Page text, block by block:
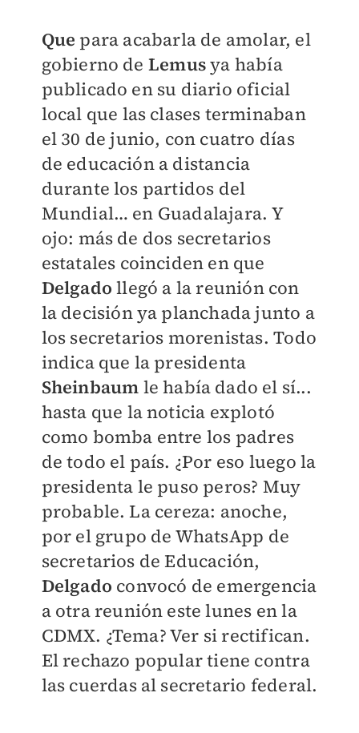
Que para acabarla de amolar, el
gobierno de Lemusya había
publicado en su diario oficial
local que las clases terminaban
el 30 de junio, con cuatro días
de educación a distancia
durante los partidos del
Mundial… en Guadalajara. Y
ojo: más de dos secretarios
estatales coinciden en que
Delgadollegó a la reunión con
la decisión ya planchada junto a
los secretarios morenistas. Todo
indica que la presidenta
Sheinbaum le había dado el sí...
hasta que la noticia explotó
como bomba entre los padres
de todo el país. ¿Por eso luego la
presidenta le puso peros? Muy
probable. La cereza: anoche,
por el grupo de WhatsApp de
secretarios de Educación,
Delgado convocó de emergencia
a otra reunión este lunes en la
CDMX. ¿Tema? Ver si rectifican.
El rechazo popular tiene contra
las cuerdas al secretario federal.